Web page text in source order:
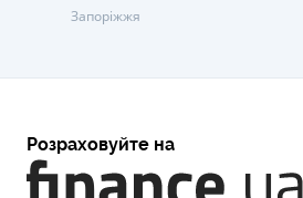
Запоріжжя
Розраховуйте на